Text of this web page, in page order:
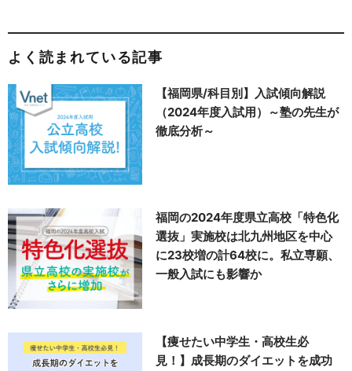
よく読まれている記事
【福岡県/科目別】入試傾向解説
（2024年度入試用）～塾の先生が
徹底分析～
福岡の2024年度県立高校「特色化
選抜」実施校は北九州地区を中心
に23校増の計64校に。私立専願、
一般入試にも影響か
【痩せたい中学生・高校生必
見！】成長期のダイエットを成功